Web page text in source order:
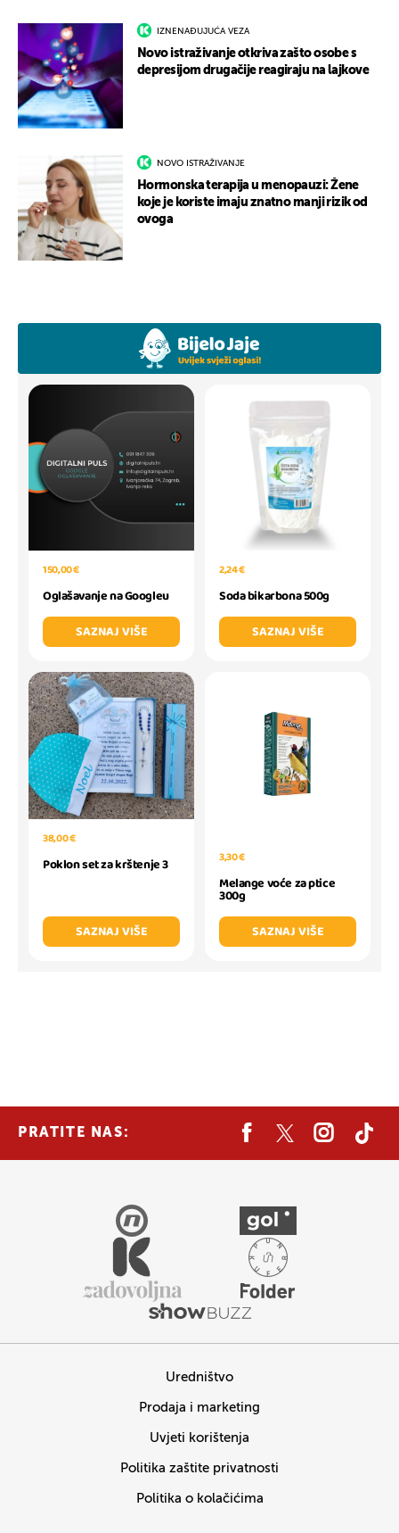
IZNENAĐUJUĆA VEZA
Novo istraživanje otkriva zašto osobe s
depresijom drugačije reagiraju na lajkove
NOVO ISTRAŽIVANJE
Hormonska terapija u menopauzi: Žene
koje je koriste imaju znatno manji rizik od
ovoga
150,00 €
Oglašavanje na Googleu
SAZNAJ VIŠE
2,24 €
Soda bikarbona 500g
SAZNAJ VIŠE
38,00 €
Poklon set za krštenje 3
SAZNAJ VIŠE
3,30 €
Melange voće za ptice
300g
SAZNAJ VIŠE
PRATITE NAS:
Uredništvo
Prodaja i marketing
Uvjeti korištenja
Politika zaštite privatnosti
Politika o kolačićima